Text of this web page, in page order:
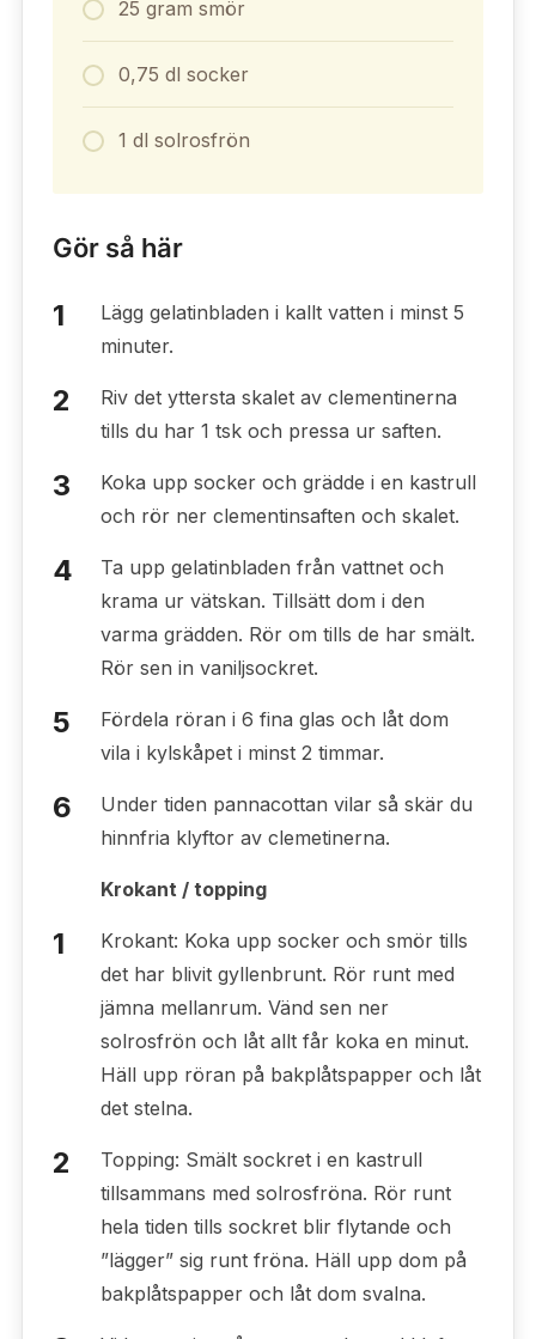
25 gram smör
0,75 dl socker
1 dl solrosfrön
Gör så här
Lägg gelatinbladen i kallt vatten i minst 5
minuter.
Riv det yttersta skalet av clementinerna
tills du har 1 tsk och pressa ur saften.
Koka upp socker och grädde i en kastrull
och rör ner clementinsaften och skalet.
Ta upp gelatinbladen från vattnet och
krama ur vätskan. Tillsätt dom i den
varma grädden. Rör om tills de har smält.
Rör sen in vaniljsockret.
Fördela röran i 6 fina glas och låt dom
vila i kylskåpet i minst 2 timmar.
Under tiden pannacottan vilar så skär du
hinnfria klyftor av clemetinerna.
Krokant / topping
Krokant: Koka upp socker och smör tills
det har blivit gyllenbrunt. Rör runt med
jämna mellanrum. Vänd sen ner
solrosfrön och låt allt får koka en minut.
Häll upp röran på bakplåtspapper och låt
det stelna.
Topping: Smält sockret i en kastrull
tillsammans med solrosfröna. Rör runt
hela tiden tills sockret blir flytande och
”lägger” sig runt fröna. Häll upp dom på
bakplåtspapper och låt dom svalna.